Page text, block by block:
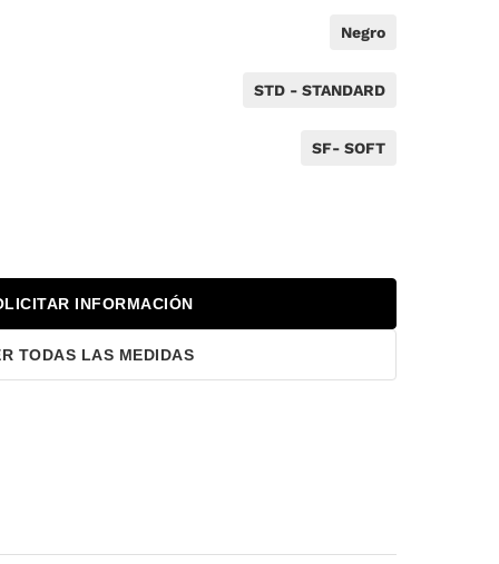
Negro
STD - STANDARD
SF- SOFT
INFORMACIÓN
TODAS LAS MEDIDAS